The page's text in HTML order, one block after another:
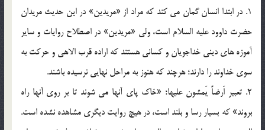
1. در ابتدا انسان گمان می کند که مراد از «مریدین» در این حدیث مریدان
حضرت داوود علیه السلام است، ولی «مریدین» در اصطلاح روایات و سایر
آموزه های دینی خداجویان و کسانی هستند که اراده قرب الاهی و حرکت به
سوی خداوند را دارند؛ هرچند که هنوز به مراحل نهایی نرسیده باشند.
2. تعبیر اَرضاً یَمشون علیها؛ «خاک پای آنها می شوند تا بر روی آنها راه
بروند» که بسیار رسا و بلند است، در هیچ روایت دیگری مشاهده نشده است.